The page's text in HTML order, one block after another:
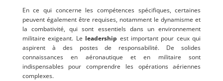
En ce qui concerne les compétences spécifiques, certaines
peuvent également être requises, notamment le dynamisme et
la combativité, qui sont essentiels dans un environnement
militaire exigeant. Le leadership est important pour ceux qui
aspirent à des postes de responsabilité. De solides
connaissances en aéronautique et en militaire sont
indispensables pour comprendre les opérations aériennes
complexes.